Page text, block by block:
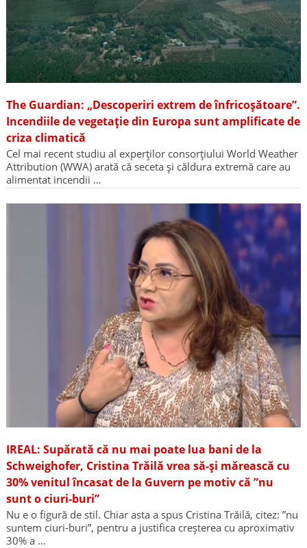
The Guardian: „Descoperiri extrem de înfricoșătoare”.
Incendiile de vegetație din Europa sunt amplificate de
criza climatică
Cel mai recent studiu al experților consorțiului World Weather
Attribution (WWA) arată că seceta și căldura extremă care au
alimentat incendii …
IREAL: Supărată că nu mai poate lua bani de la
Schweighofer, Cristina Trăilă vrea să-și mărească cu
30% venitul încasat de la Guvern pe motiv că ”nu
sunt o ciuri-buri”
Nu e o figură de stil. Chiar asta a spus Cristina Trăilă, citez: ”nu
suntem ciuri-buri”, pentru a justifica creșterea cu aproximativ
30% a …